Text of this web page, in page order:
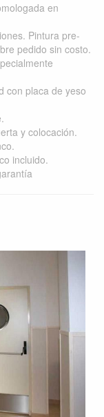
en
Pintura pre-
pedido sin costo.
con placa de yeso
y colocación.
incluido.